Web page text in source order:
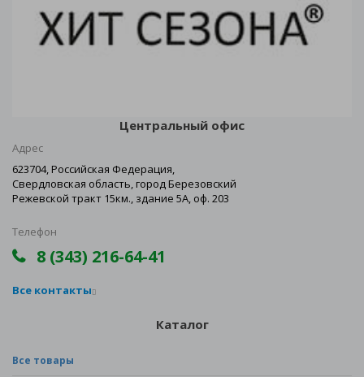
Центральный офис
Адрес
623704, Российская Федерация,
Свердловская область, город Березовский
Режевской тракт 15км., здание 5А, оф. 203
Телефон
8 (343) 216-64-41
Все контакты
Каталог
Все товары